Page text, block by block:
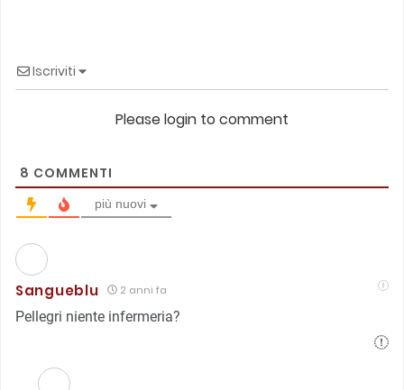
Iscriviti
Please login to comment
8 COMMENTI
più nuovi
Sangueblu 2 anni fa
Pellegri niente infermeria?